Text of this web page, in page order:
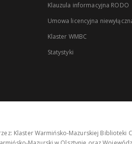
Klauzula informacyjna RODO
Umowa licencyjna
Klaster WMBC
Statystyki
Klaster Warmińsko-Mazurskiej Biblioteki